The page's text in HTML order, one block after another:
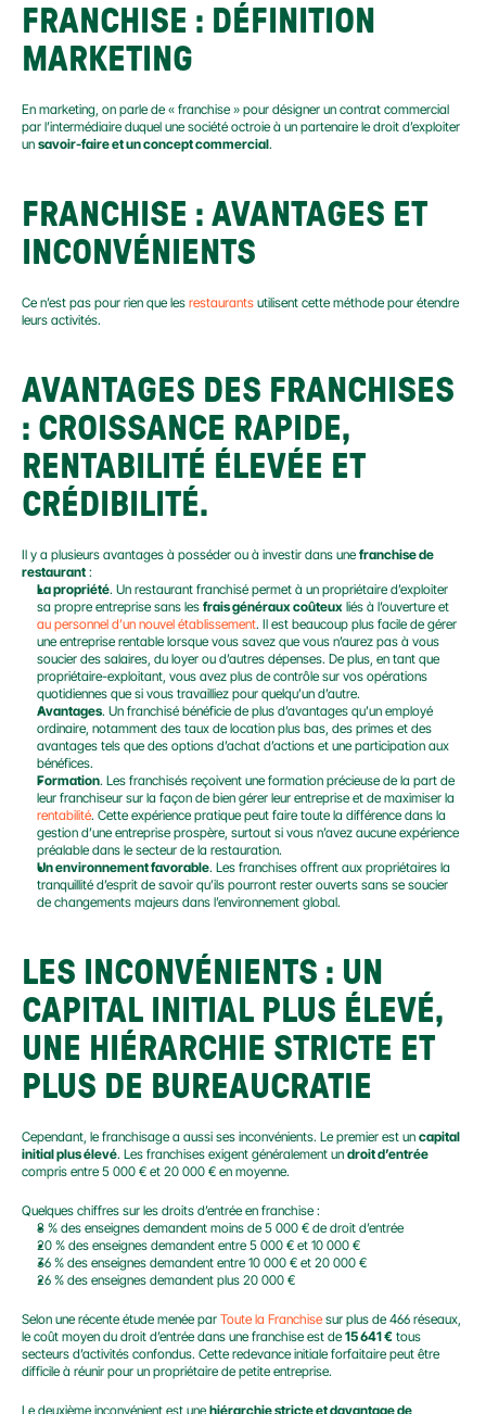
FRANCHISE : DÉFINITION
MARKETING
En marketing, on parle de « franchise » pour désigner un contrat commercial
par l’intermédiaire duquel une société octroie à un partenaire le droit d’exploiter
un savoir-faire et un concept commercial.
FRANCHISE : AVANTAGES ET
INCONVÉNIENTS
Ce n’est pas pour rien que les restaurants utilisent cette méthode pour étendre
leurs activités.
AVANTAGES DES FRANCHISES
: CROISSANCE RAPIDE,
RENTABILITÉ ÉLEVÉE ET
CRÉDIBILITÉ.
Il y a plusieurs avantages à posséder ou à investir dans une franchise de
restaurant :
La propriété. Un restaurant franchisé permet à un propriétaire d’exploiter
sa propre entreprise sans les frais généraux coûteux
au personnel d’un nouvel établissement. Il est beaucoup plus facile de gérer
une entreprise rentable lorsque vous savez que vous n’aurez pas à vous
soucier des salaires, du loyer ou d’autres dépenses. De plus, en tant que
propriétaire-exploitant, vous avez plus de contrôle sur vos opérations
quotidiennes que si vous travailliez pour quelqu’un d’autre.
Avantages. Un franchisé bénéficie de plus d’avantages qu’un employé
ordinaire, notamment des taux de location plus bas, des primes et des
avantages tels que des options d’achat d’actions et une participation aux
bénéfices.
Formation. Les franchisés reçoivent une formation précieuse de la part de
rentabilité. Cette expérience pratique peut faire toute la différence dans la
gestion d’une entreprise prospère, surtout si vous n’avez aucune expérience
préalable dans le secteur de la restauration.
Un environnement favorable. Les franchises offrent aux propriétaires la
tranquillité d’esprit de savoir qu’ils pourront rester ouverts sans se soucier
de changements majeurs dans l’environnement global.
LES INCONVÉNIENTS : UN
CAPITAL INITIAL PLUS ÉLEVÉ,
UNE HIÉRARCHIE STRICTE ET
PLUS DE BUREAUCRATIE
Cependant, le franchisage a aussi ses inconvénients. Le premier est un capital
initial plus élevé. Les franchises exigent généralement un droit d’entrée
compris entre 5 000 € et 20 000 € en moyenne.
Quelques chiffres sur les droits d’entrée en franchise :
8 % des enseignes demandent moins de 5 000 € de droit d’entrée
20 % des enseignes demandent entre 5 000 € et 10 000 €
36 % des enseignes demandent entre 10 000 € et 20 000 €
26 % des enseignes demandent plus 20 000 €
Selon une récente étude menée par Toute la Franchise sur plus de 466 réseaux,
le coût moyen du droit d’entrée dans une franchise est de 15 641 € tous
secteurs d’activités confondus. Cette redevance initiale forfaitaire peut être
difficile à réunir pour un propriétaire de petite entreprise.
Le deuxième inconvénient est une hiérarchie stricte et davantage de